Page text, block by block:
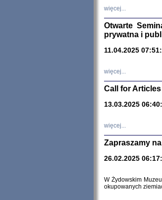
więcej...
Otwarte
prywatna i
11.04.2025
więcej...
Call for Articles
13.03.2025
więcej...
Zapraszamy
26.02.2025
W Żydowskim
okupowanych